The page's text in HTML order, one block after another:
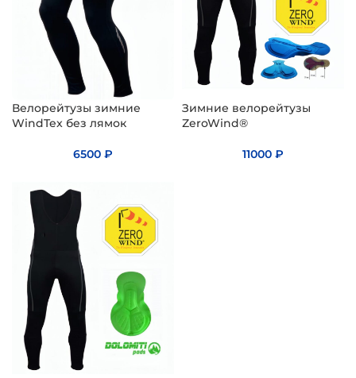
Велорейтузы зимние
WindTex без лямок
6500 ₽
Зимние велорейтузы
ZeroWind®
11000 ₽